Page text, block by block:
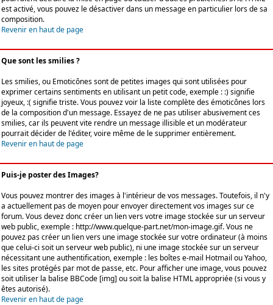
est activé, vous pouvez le désactiver dans un message en particulier lors de sa
composition.
Revenir en haut de page
Que sont les smilies ?
Les smilies, ou Emoticônes sont de petites images qui sont utilisées pour
exprimer certains sentiments en utilisant un petit code, exemple : :) signifie
joyeux, :( signifie triste. Vous pouvez voir la liste complète des émoticônes lors
de la composition d'un message. Essayez de ne pas utiliser abusivement ces
smilies, car ils peuvent vite rendre un message illisible et un modérateur
pourrait décider de l'éditer, voire même de le supprimer entièrement.
Revenir en haut de page
Puis-je poster des Images?
Vous pouvez montrer des images à l'intérieur de vos messages. Toutefois, il n'y
a actuellement pas de moyen pour envoyer directement vos images sur ce
forum. Vous devez donc créer un lien vers votre image stockée sur un serveur
web public, exemple : http://www.quelque-part.net/mon-image.gif. Vous ne
pouvez pas créer un lien vers une image stockée sur votre ordinateur (à moins
que celui-ci soit un serveur web public), ni une image stockée sur un serveur
nécessitant une authentification, exemple : les boîtes e-mail Hotmail ou Yahoo,
les sites protégés par mot de passe, etc. Pour afficher une image, vous pouvez
soit utiliser la balise BBCode [img] ou soit la balise HTML appropriée (si vous y
êtes autorisé).
Revenir en haut de page